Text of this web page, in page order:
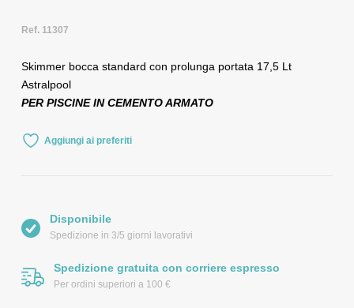
Ref. 11307
Skimmer bocca standard con prolunga portata 17,5 Lt
Astralpool
PER PISCINE IN CEMENTO ARMATO
Aggiungi ai preferiti
Disponibile
Spedizione in 3/5 giorni lavorativi
Spedizione gratuita con corriere espresso
Per ordini superiori a 100 €